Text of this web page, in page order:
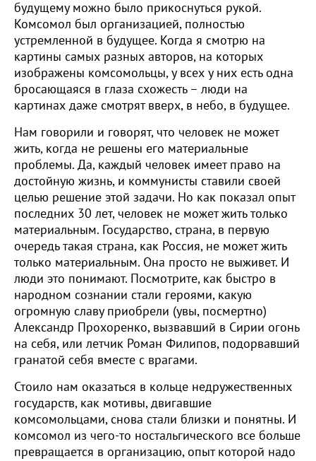
будущему можно было прикоснуться рукой.
Комсомол был организацией, полностью
устремленной в будущее. Когда я смотрю на
картины самых разных авторов, на которых
изображены комсомольцы, у всех у них есть одна
бросающаяся в глаза схожесть – люди на
картинах даже смотрят вверх, в небо, в будущее.
Нам говорили и говорят, что человек не может
жить, когда не решены его материальные
проблемы. Да, каждый человек имеет право на
достойную жизнь, и коммунисты ставили своей
целью решение этой задачи. Но как показал опыт
последних 30 лет, человек не может жить только
материальным. Государство, страна, в первую
очередь такая страна, как Россия, не может жить
только материальным. Она просто не выживет. И
люди это понимают. Посмотрите, как быстро в
народном сознании стали героями, какую
огромную славу приобрели (увы, посмертно)
Александр Прохоренко, вызвавший в Сирии огонь
на себя, или летчик Роман Филипов, подорвавший
гранатой себя вместе с врагами.
Стоило нам оказаться в кольце недружественных
государств, как мотивы, двигавшие
комсомольцами, снова стали близки и понятны. И
комсомол из чего-то ностальгического все больше
превращается в организацию, опыт которой надо